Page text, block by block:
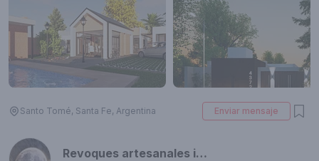
Santo Tomé, Santa Fe, Argentina Enviar mensaje
Revoques artesanales imitación de piedras y maderas